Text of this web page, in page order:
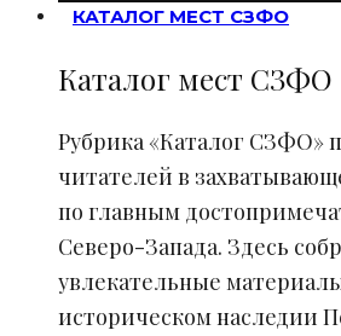
КАТАЛОГ МЕСТ СЗФО
Каталог мест СЗФО
Рубрика «Каталог СЗФО»
читателей в
по главным
Северо-Запада. Здесь
увлекательные
историческом наследии